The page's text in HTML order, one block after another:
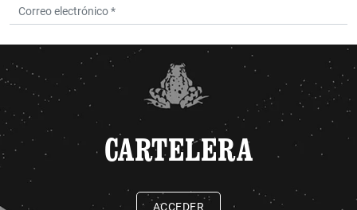
CARTELERA
ACCEDER